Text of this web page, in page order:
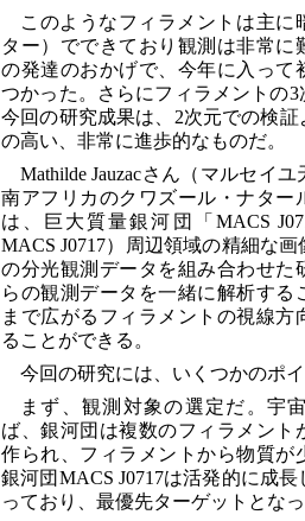
このようなフィラメントは主に
ター）でできており観測は非常に
の発達のおかげで、今年に入って
つかった。さらにフィラメントの3
今回の研究成果は、2次元での検
の高い、非常に進歩的なものだ。
Mathilde Jauzacさん（マルセイ
南アフリカのクワズール・ナター
は、巨大質量銀河団「MACS
MACS J0717）周辺領域の精細な
の分光観測データを組み合わせた
らの観測データを一緒に解析する
まで広がるフィラメントの視線方
ることができる。
今回の研究には、いくつかのポイ
まず、観測対象の選定だ。宇
ば、銀河団は複数のフィラメント
作られ、フィラメントから物質が
銀河団MACS J0717は活発的に成
っており、最優先ターゲットとなっ